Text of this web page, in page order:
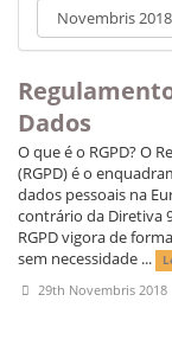
Dados
O que é o RGPD? O
(RGPD) é o
dados pessoais na
contrário da Diretiva
RGPD vigora de
sem necessidade ...
29th Novembris 2018